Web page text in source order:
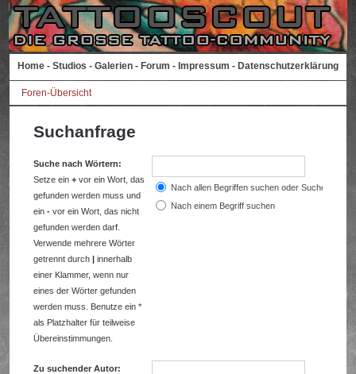
Home - Studios - Galerien - Forum - Impressum - Datenschutzerklärung
Foren-Übersicht
Suchanfrage
Suche nach Wörtern:
Setze ein+ vor ein Wort, das
gefunden werden muss und
ein- vor ein Wort, das nicht
gefunden werden darf.
Verwende mehrere Wörter
getrennt durch| innerhalb
einer Klammer, wenn nur
eines der Wörter gefunden
werden muss. Benutze ein *
als Platzhalter für teilweise
Übereinstimmungen.
Nach allen Begriffen suchen oder Suche wie
Nach einem Begriff suchen
Zu suchender Autor: